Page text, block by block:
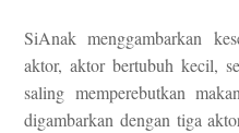
SiAnak menggambarkan
aktor, aktor bertubuh kecil,
saling memperebutkan
digambarkan dengan tiga